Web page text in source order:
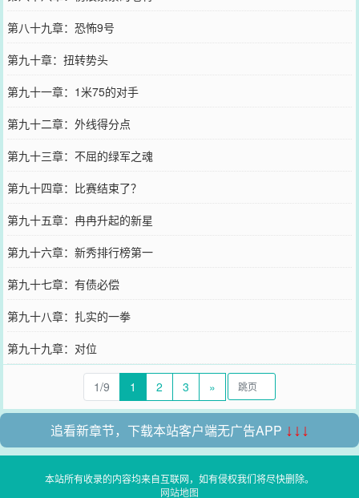
第八十九章：恐怖9号
第九十章：扭转势头
第九十一章：1米75的对手
第九十二章：外线得分点
第九十三章：不屈的绿军之魂
第九十四章：比赛结束了？
第九十五章：冉冉升起的新星
第九十六章：新秀排行榜第一
第九十七章：有债必偿
第九十八章：扎实的一拳
第九十九章：对位
1/9 1 2 3 »
追看新章节，下载本站客户端无广告APP ↓↓↓
本站所有收录的内容均来自互联网，如有侵权我们将尽快删除。
网站地图